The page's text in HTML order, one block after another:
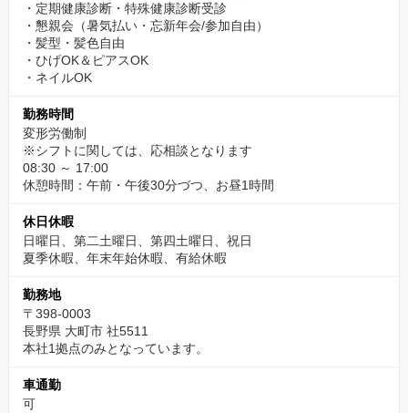
・定期健康診断・特殊健康診断受診
・懇親会（暑気払い・忘新年会/参加自由）
・髪型・髪色自由
・ひげOK＆ピアスOK
・ネイルOK
勤務時間
変形労働制
※シフトに関しては、応相談となります
08:30 ～ 17:00
休憩時間：午前・午後30分づつ、お昼1時間
休日休暇
日曜日、第二土曜日、第四土曜日、祝日
夏季休暇、年末年始休暇、有給休暇
勤務地
〒398-0003
長野県 大町市 社5511
本社1拠点のみとなっています。
車通勤
可